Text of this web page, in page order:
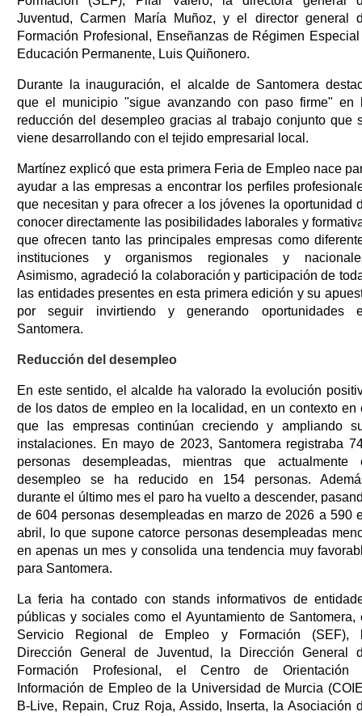
Juventud, Carmen María Muñoz, y el director general
Formación Profesional, Enseñanzas de Régimen
Educación Permanente, Luis Quiñonero.
Durante la inauguración, el alcalde de Santomera
que el municipio "sigue avanzando con paso firme" en
reducción del desempleo gracias al trabajo conjunto que
viene desarrollando con el tejido empresarial local.
Martínez explicó que esta primera Feria de Empleo nace
ayudar a las empresas a encontrar los perfiles
que necesitan y para ofrecer a los jóvenes la oportunidad
conocer directamente las posibilidades laborales y
que ofrecen tanto las principales empresas como
instituciones y organismos regionales y
Asimismo, agradeció la colaboración y participación de
las entidades presentes en esta primera edición y su
por seguir invirtiendo y generando oportunidades
Santomera.
Reducción del desempleo
En este sentido, el alcalde ha valorado la evolución
de los datos de empleo en la localidad, en un contexto en
que las empresas continúan creciendo y ampliando
instalaciones. En mayo de 2023, Santomera registraba
personas desempleadas, mientras que actualmente
desempleo se ha reducido en 154 personas.
durante el último mes el paro ha vuelto a descender,
de 604 personas desempleadas en marzo de 2026 a 590
abril, lo que supone catorce personas desempleadas
en apenas un mes y consolida una tendencia muy
para Santomera.
La feria ha contado con stands informativos de
públicas y sociales como el Ayuntamiento de Santomera,
Servicio Regional de Empleo y Formación (SEF),
Dirección General de Juventud, la Dirección General
Formación Profesional, el Centro de Orientación
Información de Empleo de la Universidad de Murcia
B-Live, Repain, Cruz Roja, Assido, Inserta, la Asociación